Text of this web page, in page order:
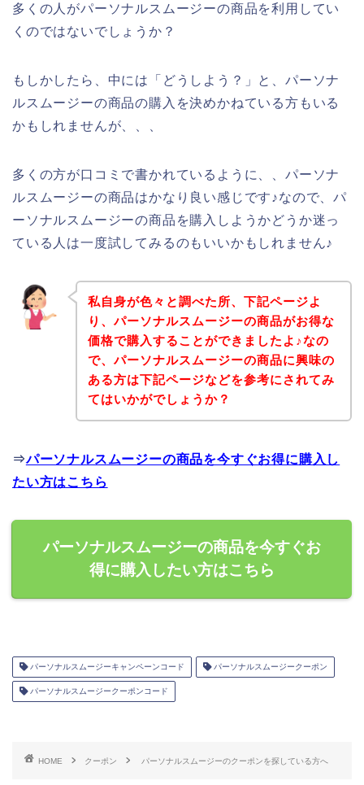
多くの人がパーソナルスムージーの商品を利用してい
くのではないでしょうか？
もしかしたら、中には「どうしよう？」と、パーソナ
ルスムージーの商品の購入を決めかねている方もいる
かもしれませんが、、、
多くの方が口コミで書かれているように、、パーソナ
ルスムージーの商品はかなり良い感じです♪なので、パ
ーソナルスムージーの商品を購入しようかどうか迷っ
ている人は一度試してみるのもいいかもしれません♪
私自身が色々と調べた所、下記ページよ
り、パーソナルスムージーの商品がお得な
価格で購入することができましたよ♪なの
で、パーソナルスムージーの商品に興味の
ある方は下記ページなどを参考にされてみ
てはいかがでしょうか？
⇒パーソナルスムージーの商品を今すぐお得に購入し
たい方はこちら
パーソナルスムージーの商品を今すぐお
得に購入したい方はこちら
パーソナルスムージーキャンペーンコード パーソナルスムージークーポン
パーソナルスムージークーポンコード
HOME クーポン パーソナルスムージーのクーポンを探している方へ